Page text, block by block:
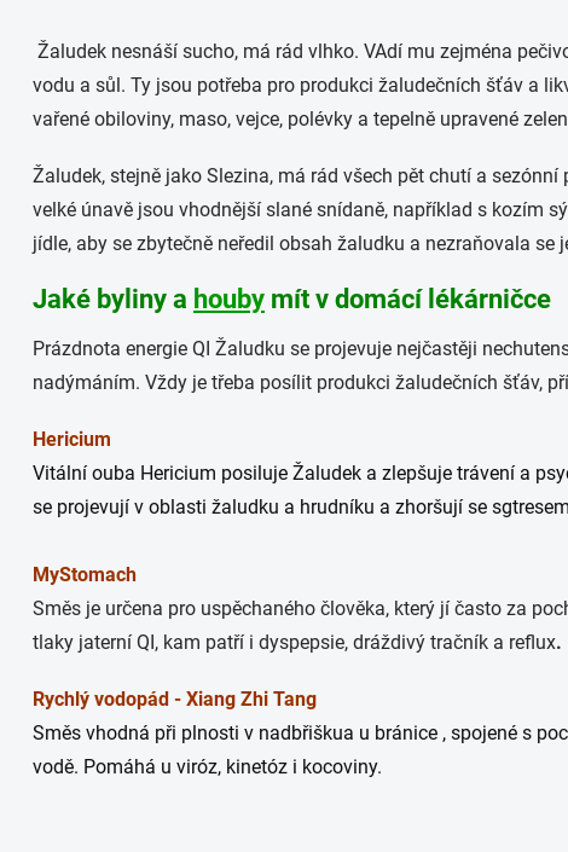
Žaludek nesnáší sucho, má rád vlhko. VAdí mu zejména
vodu a sůl. Ty jsou potřeba pro produkci žaludečních šťáv a
vařené obiloviny, maso, vejce, polévky a tepelně upravené
Žaludek, stejně jako Slezina, má rád všech pět chutí a sezónní
velké únavě jsou vhodnější slané snídaně, například s kozím
jídle, aby se zbytečně neředil obsah žaludku a nezraňovala se
Jaké byliny a houby mít v domácí lékárničce
Prázdnota energie QI Žaludku se projevuje nejčastěji
nadýmáním. Vždy je třeba posílit produkci žaludečních šťáv,
Hericium
Vitální ouba Hericium posiluje Žaludek a zlepšuje trávení a
se projevují v oblasti žaludku a hrudníku a zhoršují se
MyStomach
Směs je určena pro uspěchaného člověka, který jí často za
tlaky jaterní QI, kam patří i dyspepsie, dráždivý tračník a reflux.
Rychlý vodopád - Xiang Zhi Tang
Směs vhodná při plnosti v nadbřiškua u bránice , spojené s
vodě. Pomáhá u viróz, kinetóz i kocoviny.